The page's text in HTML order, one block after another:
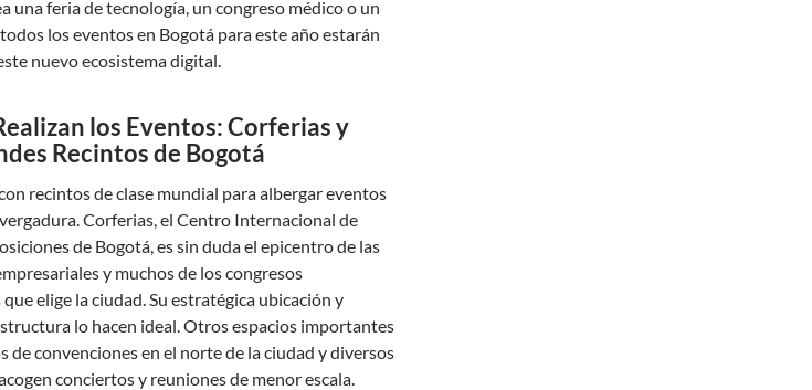
una feria de tecnología, un congreso médico o un
los eventos en Bogotá para este año estarán
nuevo ecosistema digital.
los Eventos: Corferias y
Recintos de Bogotá
recintos de clase mundial para albergar eventos
Corferias, el Centro Internacional de
de Bogotá, es sin duda el epicentro de las
y muchos de los congresos
elige la ciudad. Su estratégica ubicación y
lo hacen ideal. Otros espacios importantes
de convenciones en el norte de la ciudad y diversos
conciertos y reuniones de menor escala.